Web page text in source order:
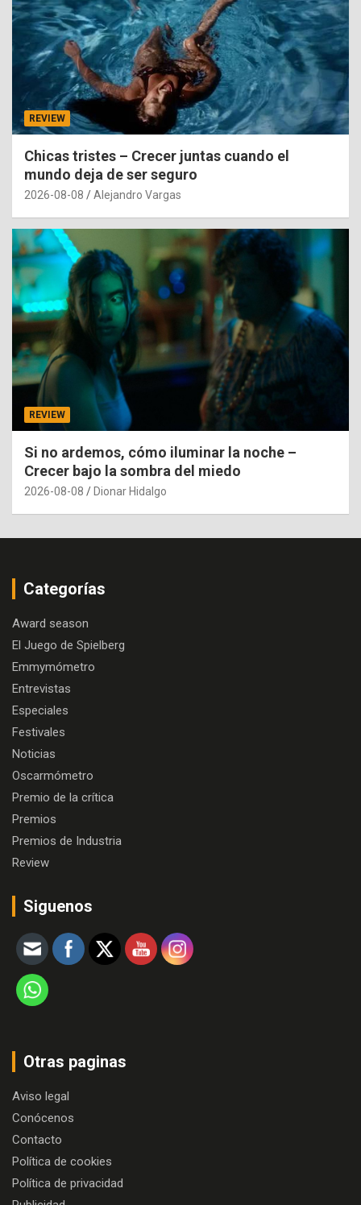
REVIEW
Chicas tristes – Crecer juntas cuando el
mundo deja de ser seguro
2026-08-08 Alejandro Vargas
REVIEW
Si no ardemos, cómo iluminar la noche –
Crecer bajo la sombra del miedo
2026-08-08 Dionar Hidalgo
Categorías
Award season
El Juego de Spielberg
Emmymómetro
Entrevistas
Especiales
Festivales
Noticias
Oscarmómetro
Premio de la crítica
Premios
Premios de Industria
Review
Siguenos
Otras paginas
Aviso legal
Conócenos
Contacto
Política de cookies
Política de privacidad